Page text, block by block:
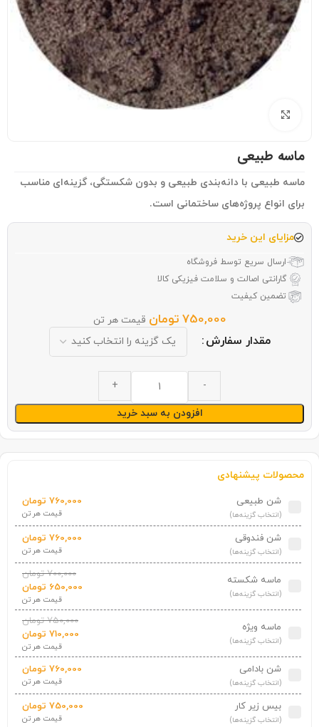
ماسه طبیعی
ماسه طبیعی با دانه‌بندی طبیعی و بدون شکستگی، گزینه‌ای مناسب
برای انواع پروژه‌های ساختمانی است.
مزایای این خرید
ارسال سریع توسط فروشگاه
گارانتی اصالت و سلامت فیزیکی کالا
تضمین کیفیت
750,000 تومان قیمت هر تن
مقدار سفارش
افزودن به سبد خرید
محصولات پیشنهادی
شن طبیعی
(انتخاب گزینه‌ها)
760,000 تومان
قیمت هر تن
شن فندوقی
(انتخاب گزینه‌ها)
760,000 تومان
قیمت هر تن
ماسه شکسته
(انتخاب گزینه‌ها)
700,000 تومان
650,000 تومان
قیمت هر تن
ماسه ویژه
(انتخاب گزینه‌ها)
750,000 تومان
710,000 تومان
قیمت هر تن
شن بادامی
(انتخاب گزینه‌ها)
760,000 تومان
قیمت هر تن
بیس زیر کار
(انتخاب گزینه‌ها)
750,000 تومان
قیمت هر تن